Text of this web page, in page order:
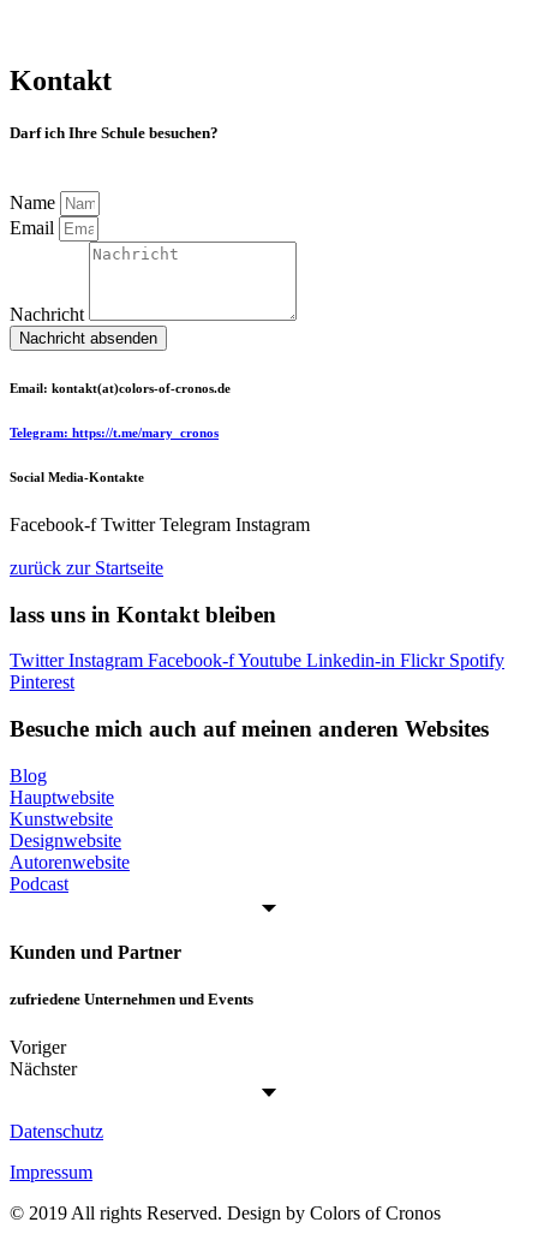
Kontakt
Darf ich Ihre Schule besuchen?
Name
Email
Nachricht
Nachricht absenden
Email: kontakt(at)colors-of-cronos.de
Telegram: https://t.me/mary_cronos
Social Media-Kontakte
Facebook-f Twitter Telegram Instagram
zurück zur Startseite
lass uns in Kontakt bleiben
Twitter Instagram Facebook-fYoutube Linkedin-in Flickr Spotify
Pinterest
Besuche mich auch auf meinen anderen Websites
Blog
Hauptwebsite
Kunstwebsite
Designwebsite
Autorenwebsite
Podcast
Kunden und Partner
zufriedene Unternehmen und Events
Voriger
Nächster
Datenschutz
Impressum
© 2019 All rights Reserved. Design by Colors of Cronos